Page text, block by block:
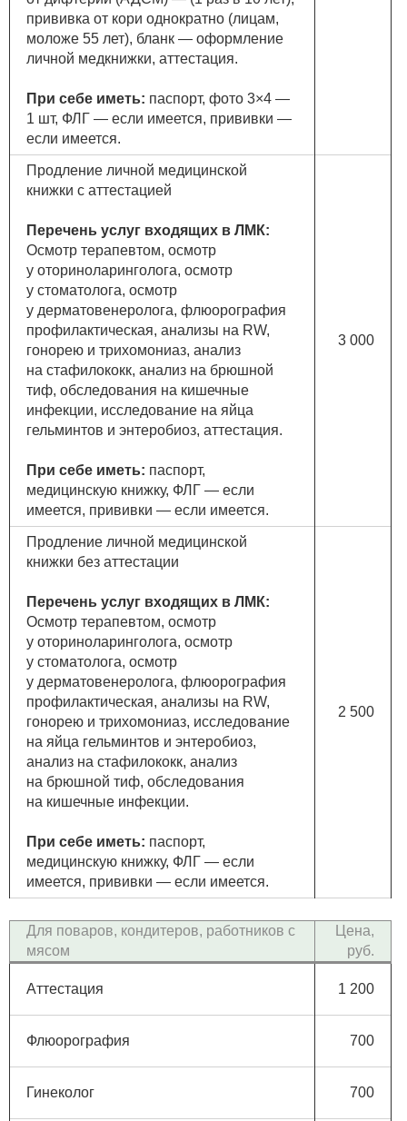
прививка от кори однократно (лицам,
моложе 55 лет), бланк — оформление
личной медкнижки, аттестация.
При себе иметь: паспорт, фото 3×4 —
1 шт, ФЛГ — если имеется, прививки —
если имеется.
Продление личной медицинской
книжки с аттестацией
Перечень услуг входящих в ЛМК:
Осмотр терапевтом, осмотр
у оториноларинголога, осмотр
у стоматолога, осмотр
у дерматовенеролога, флюорография
профилактическая, анализы на RW,
гонорею и трихомониаз, анализ
на стафилококк, анализ на брюшной
тиф, обследования на кишечные
инфекции, исследование на яйца
гельминтов и энтеробиоз, аттестация.
При себе иметь: паспорт,
медицинскую книжку, ФЛГ — если
имеется, прививки — если имеется.
3 000
Продление личной медицинской
книжки без аттестации
Перечень услуг входящих в ЛМК:
Осмотр терапевтом, осмотр
у оториноларинголога, осмотр
у стоматолога, осмотр
у дерматовенеролога, флюорография
профилактическая, анализы на RW,
гонорею и трихомониаз, исследование
на яйца гельминтов и энтеробиоз,
анализ на стафилококк, анализ
на брюшной тиф, обследования
на кишечные инфекции.
При себе иметь: паспорт,
медицинскую книжку, ФЛГ — если
имеется, прививки — если имеется.
2 500
Для поваров, кондитеров, работников с
мясом
Цена,
руб.
Аттестация 1 200
Флюорография 700
Гинеколог 700